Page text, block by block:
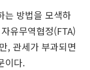
는 방법을 모색하
유무역협정(FTA)
, 관세가 부과되면
이다.